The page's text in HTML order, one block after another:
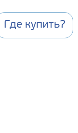
Где купить?